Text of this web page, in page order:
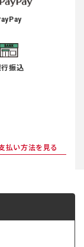
行振込
払い方法を見る